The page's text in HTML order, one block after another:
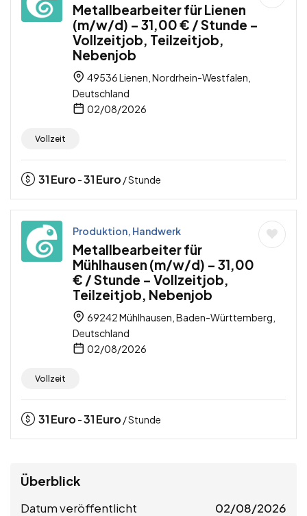
Metallbearbeiter für Lienen
(m/w/d) – 31,00 € / Stunde –
Vollzeitjob, Teilzeitjob,
Nebenjob
49536 Lienen, Nordrhein-Westfalen,
Deutschland
02/08/2026
Vollzeit
31Euro -31Euro / Stunde
Produktion, Handwerk
Metallbearbeiter für
Mühlhausen (m/w/d) – 31,00
€ / Stunde – Vollzeitjob,
Teilzeitjob, Nebenjob
69242 Mühlhausen, Baden-Württemberg,
Deutschland
02/08/2026
Vollzeit
31Euro -31Euro / Stunde
Überblick
Datum veröffentlicht 02/08/2026